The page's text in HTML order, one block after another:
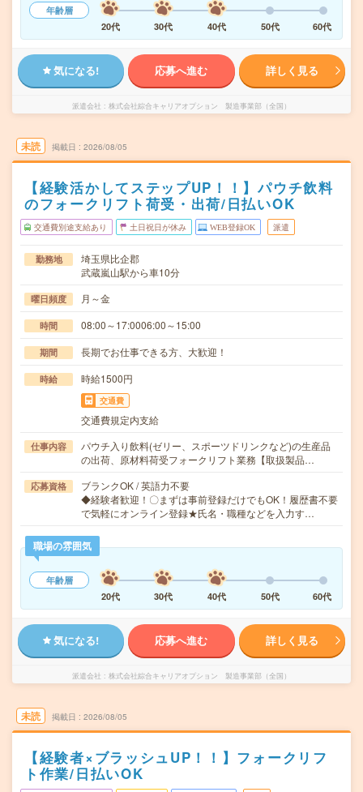
年齢層
20代
30代 40代 50代 60代
気になる! 応募へ進む 詳しく見る
派遣会社 株式会社綜合キャリアオプション 製造事業部（全国）
未読 掲載日 2026/08/05
【経験活かしてステップUP！！】パウチ飲料
のフォークリフト荷受・出荷/日払いOK
交通費別途支給あり 土日祝日が休み WEB登録OK 派遣
勤務地
埼玉県比企郡
武蔵嵐山駅から車10分
曜日頻度 月～金
時間 08:00～17:0006:00～15:00
期間 長期でお仕事できる方、大歓迎！
時給 時給1500円
交通費
交通費規定内支給
仕事内容
パウチ入り飲料(ゼリー、スポーツドリンクなど)の生産品
の出荷、原材料荷受フォークリフト業務【取扱製品…
応募資格
ブランクOK / 英語力不要
◆経験者歓迎！〇まずは事前登録だけでもOK！履歴書不要
で気軽にオンライン登録★氏名・職種などを入力す…
職場の雰囲気
年齢層
20代
30代 40代 50代 60代
気になる! 応募へ進む 詳しく見る
派遣会社 株式会社綜合キャリアオプション 製造事業部（全国）
未読 掲載日 2026/08/05
【経験者×ブラッシュUP！！】フォークリフ
ト作業/日払いOK